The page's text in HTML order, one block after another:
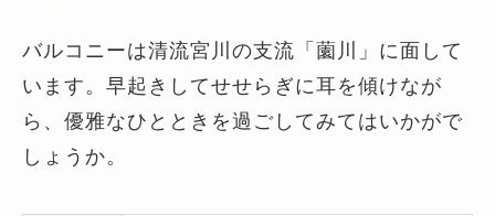
バルコニーは清流宮川の支流「薗川」に面して
います。早起きしてせせらぎに耳を傾けなが
ら、優雅なひとときを過ごしてみてはいかがで
しょうか。